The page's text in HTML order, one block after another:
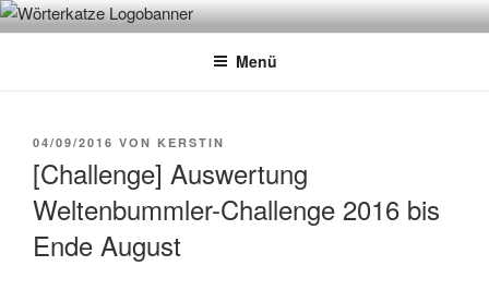
Zum
InhaltWÖRTERKATZE
Von Büchern erzählen
Menü
VERÖFFENTLICHT
04/09/2016 VON KERSTIN
[Challenge] Auswertung
Weltenbummler-Challenge 2016 bis
Ende August